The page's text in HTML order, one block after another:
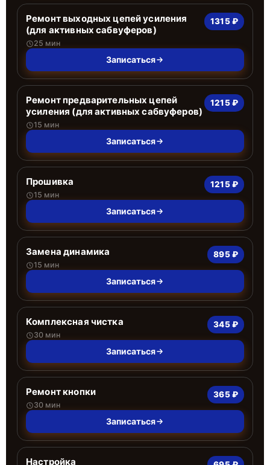
Ремонт выходных цепей усиления
(для активных сабвуферов)
25 мин
1315 ₽
Записаться
Ремонт предварительных цепей
усиления (для активных сабвуферов)
15 мин
1215 ₽
Записаться
Прошивка
15 мин
1215 ₽
Записаться
Замена динамика
15 мин
895 ₽
Записаться
Комплексная чистка
30 мин
345 ₽
Записаться
Ремонт кнопки
30 мин
365 ₽
Записаться
Настройка